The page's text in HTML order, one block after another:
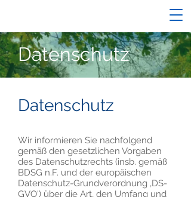
Datenschutz
Datenschutz
Wir informieren Sie nachfolgend
gemäß den gesetzlichen Vorgaben
des Datenschutzrechts (insb. gemäß
BDSG n.F. und der europäischen
Datenschutz-Grundverordnung ‚DS-
GVO‘) über die Art, den Umfang und